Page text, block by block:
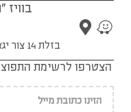
בזלת 14 צור יגאל, (ההגעה בתאום מראש)
הצטרפו לרשימת